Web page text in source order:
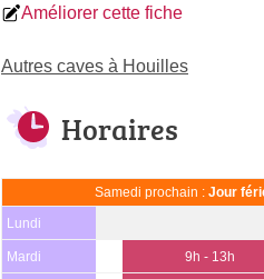
Améliorer cette fiche
Autres caves à Houilles
Horaires
Samedi prochain : Jour
Lundi
Mardi 9h - 13h